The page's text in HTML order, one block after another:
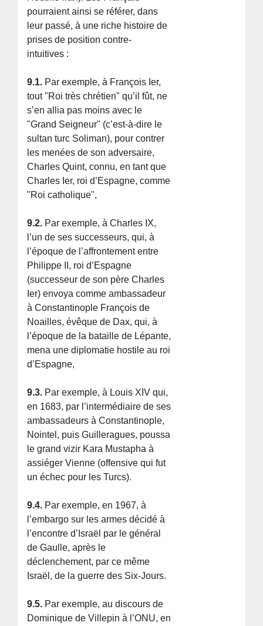
pourraient ainsi se référer, dans
leur passé, à une riche histoire de
prises de position contre-
intuitives :
9.1. Par exemple, à François Ier,
tout "Roi très chrétien" qu’il fût, ne
s’en allia pas moins avec le
"Grand Seigneur" (c’est-à-dire le
sultan turc Soliman), pour contrer
les menées de son adversaire,
Charles Quint, connu, en tant que
Charles Ier, roi d’Espagne, comme
"Roi catholique",
9.2. Par exemple, à Charles IX,
l’un de ses successeurs, qui, à
l’époque de l’affrontement entre
Philippe II, roi d’Espagne
(successeur de son père Charles
Ier) envoya comme ambassadeur
à Constantinople François de
Noailles, évêque de Dax, qui, à
l’époque de la bataille de Lépante,
mena une diplomatie hostile au roi
d’Espagne,
9.3. Par exemple, à Louis XIV qui,
en 1683, par l’intermédiaire de ses
ambassadeurs à Constantinople,
Nointel, puis Guilleragues, poussa
le grand vizir Kara Mustapha à
assiéger Vienne (offensive qui fut
un échec pour les Turcs).
9.4. Par exemple, en 1967, à
l’embargo sur les armes décidé à
l’encontre d’Israël par le général
de Gaulle, après le
déclenchement, par ce même
Israël, de la guerre des Six-Jours.
9.5. Par exemple, au discours de
Dominique de Villepin à l’ONU, en